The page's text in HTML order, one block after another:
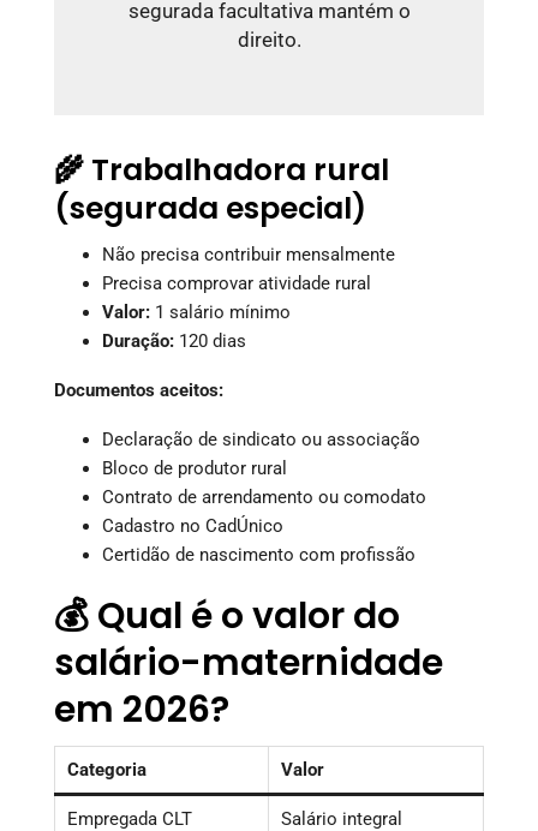
segurada facultativa mantém o
direito.
🌾 Trabalhadora rural
(segurada especial)
Não precisa contribuir mensalmente
Precisa comprovar atividade rural
Valor: 1 salário mínimo
Duração: 120 dias
Documentos aceitos:
Declaração de sindicato ou associação
Bloco de produtor rural
Contrato de arrendamento ou comodato
Cadastro no CadÚnico
Certidão de nascimento com profissão
💰 Qual é o valor do
salário-maternidade
em 2026?
Categoria Valor
Empregada CLT Salário integral